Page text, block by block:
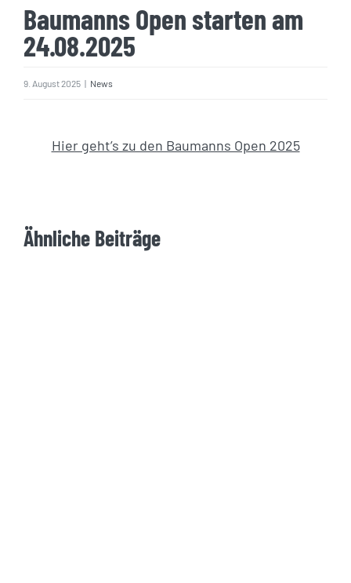
Baumanns Open starten am
24.08.2025
9. August 2025 | News
Hier geht’s zu den Baumanns Open 2025
Ähnliche Beiträge